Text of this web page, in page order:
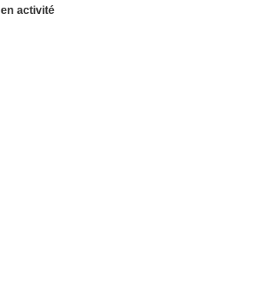
en activité